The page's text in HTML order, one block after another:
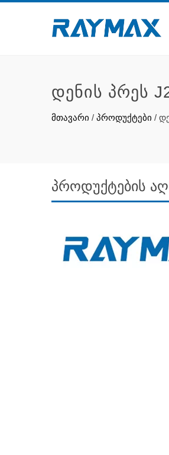
ᲓᲔᲜᲘᲡ ᲞᲠᲔᲡ
მთავარი / პროდუქტები /
პროდუქტების